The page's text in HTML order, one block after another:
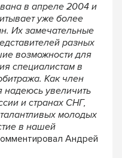
в апреле 2004 и
уже более
Их замечательные
разных
возможности для
специалистам в
Как член
надеюсь увеличить
и странах СНГ,
молодых
в нашей
Андрей